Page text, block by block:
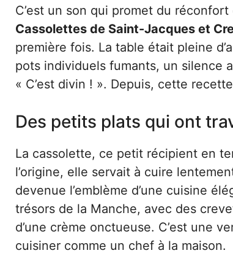
C’est un son qui promet du
Cassolettes de Saint-Jacques et
première fois. La table était pleine
pots individuels fumants, un silence
« C’est divin ! ». Depuis, cette
Des petits plats qui ont
La cassolette, ce petit récipient en
l’origine, elle servait à cuire
devenue l’emblème d’une cuisine
trésors de la Manche, avec des
d’une crème onctueuse. C’est une
cuisiner comme un chef à la maison.